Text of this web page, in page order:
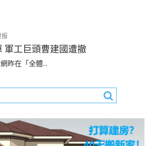
軍工巨頭曹建國遭撤
昨在「全體...